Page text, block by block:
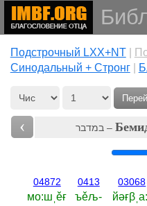
Подстрочный LXX+NT|
Cинодальный + Стронг|
‹ במדבר –
03068
0413
ъěљ-‎
04872
мо:шˌěғ